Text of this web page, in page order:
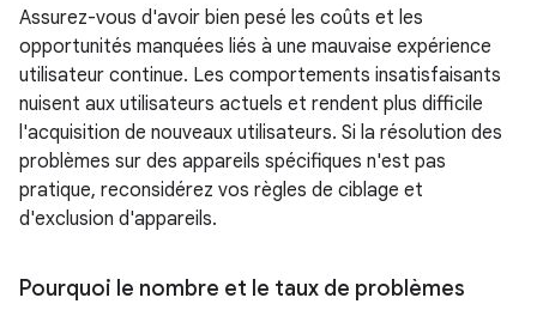
Assurez-vous d'avoir bien pesé les coûts et les
opportunités manquées liés à une mauvaise expérience
utilisateur continue. Les comportements insatisfaisants
nuisent aux utilisateurs actuels et rendent plus difficile
l'acquisition de nouveaux utilisateurs. Si la résolution des
problèmes sur des appareils spécifiques n'est pas
pratique, reconsidérez vos règles de ciblage et
d'exclusion d'appareils.
Pourquoi le nombre et le taux de problèmes